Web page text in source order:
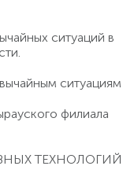
ситуаций в
ситуациям
филиала
ТЕХНОЛОГИЙ